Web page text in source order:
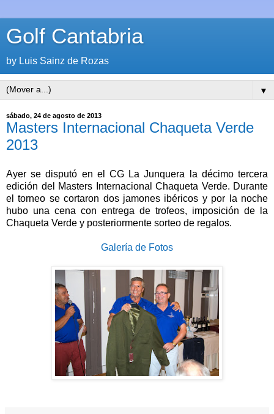
Golf Cantabria
by Luis Sainz de Rozas
▼
sábado, 24 de agosto de 2013
Masters Internacional Chaqueta Verde
2013
Ayer se disputó en el CG La Junquera la décimo tercera
edición del Masters Internacional Chaqueta Verde. Durante
el torneo se cortaron dos jamones ibéricos y por la noche
hubo una cena con entrega de trofeos, imposición de la
Chaqueta Verde y posteriormente sorteo de regalos.
Galería de Fotos